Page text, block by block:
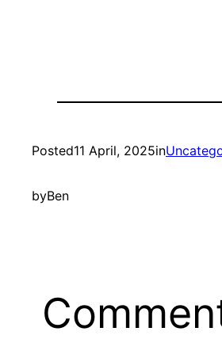
Posted11 April, 2025in
byBen